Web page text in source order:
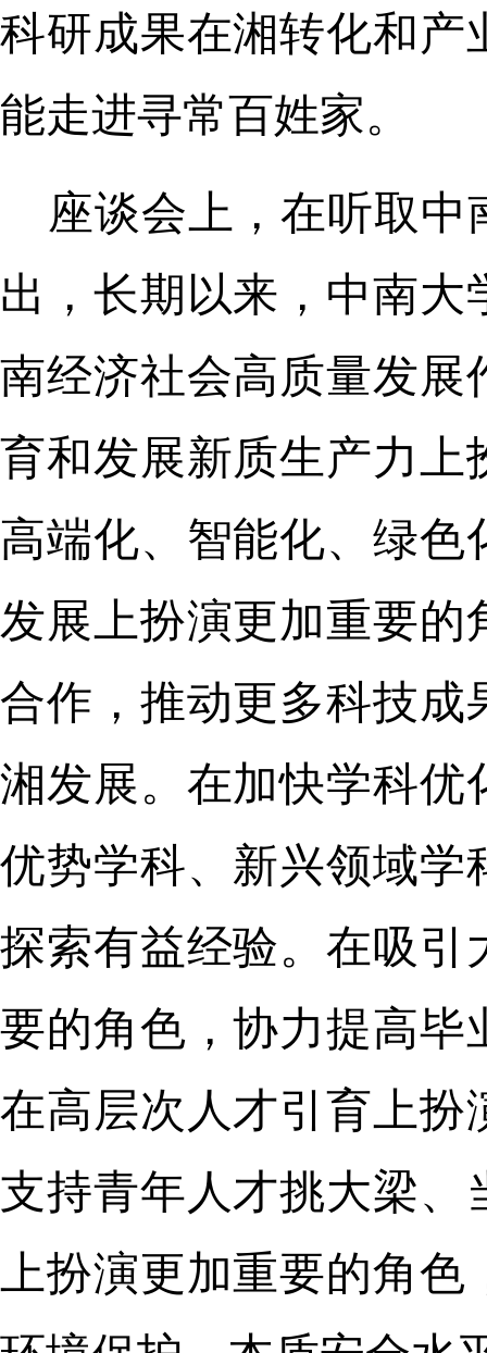
科研成果在湘转化和产
能走进寻常百姓家。
座谈会上，在听取
出，长期以来，中南
南经济社会高质量发展
育和发展新质生产力上
高端化、智能化、绿
发展上扮演更加重要
合作，推动更多科技
湘发展。在加快学科优
优势学科、新兴领域学
探索有益经验。在吸引
要的角色，协力提高毕
在高层次人才引育上扮
支持青年人才挑大梁
上扮演更加重要的角